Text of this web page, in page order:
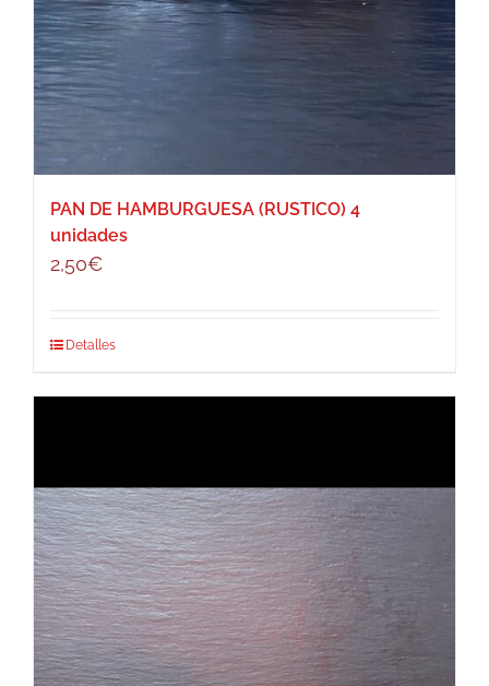
PAN DE HAMBURGUESA (RUSTICO) 4
unidades
2,50€
Detalles